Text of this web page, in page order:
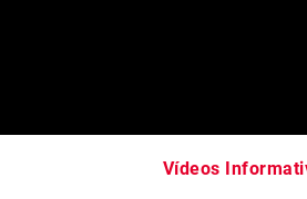
Vídeos